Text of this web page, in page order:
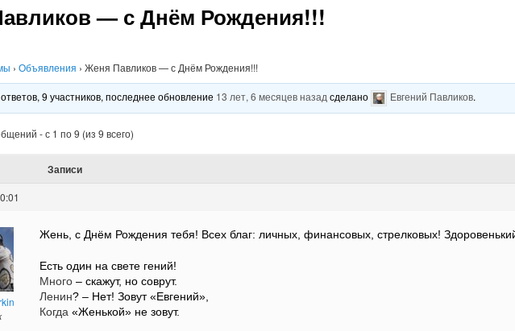
— с Днём Рождения!!!
› Объявления › Женя Павликов — с Днём Рождения!!!
9 участников, последнее обновление 13 лет, 6 месяцев назадсделано Евгений Павликов.
- с 1 по 9 (из 9 всего)
Записи
Жень, с Днём Рождения тебя! Всех благ: личных, финансовых, стрелковых!
Есть один на свете гений!
Много – скажут, но соврут.
Ленин? – Нет! Зовут «Евгений»,
Когда «Женькой» не зовут.